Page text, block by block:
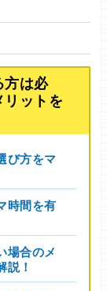
方は必
リットを
び方をマ
時間を有
場合のメ
説！